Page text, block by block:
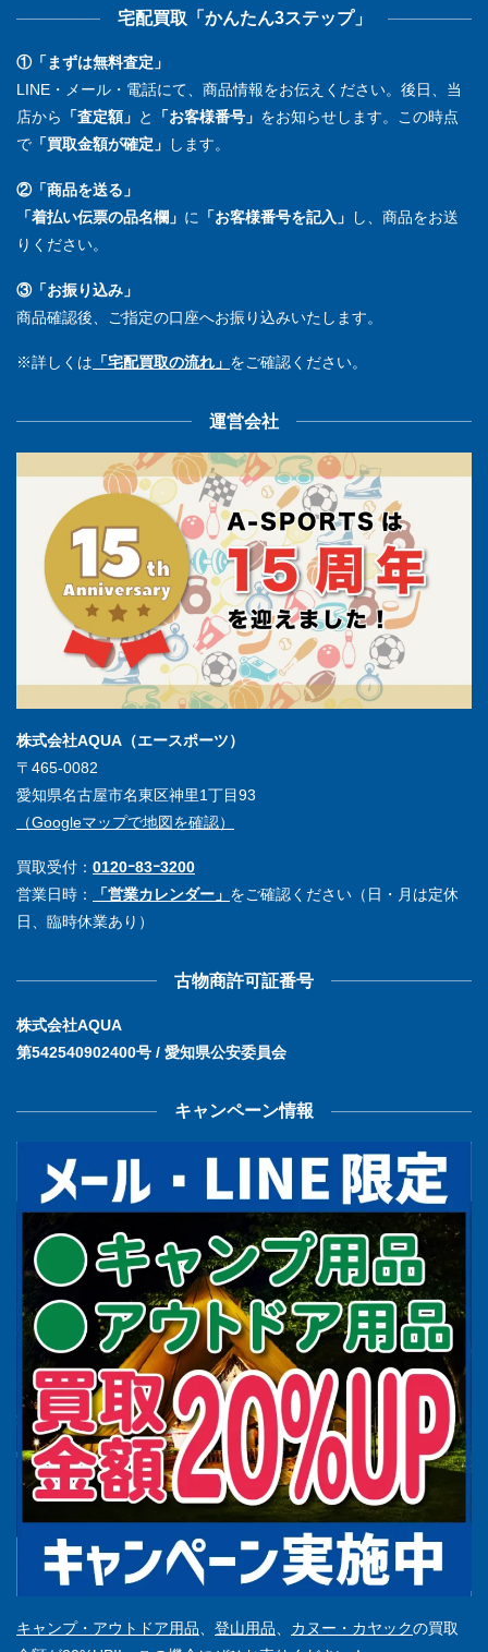
宅配買取「かんたん3ステップ」
①「まずは無料査定」
LINE・メール・電話にて、商品情報をお伝えください。後日、当
店から
「査定額」 と 「お客様番号」 をお知らせします。この時点
で 「買取金額が確定」 します。
②「商品を送る」
「着払い伝票の品名欄」 に 「お客様番号を記入」
し、商品をお送
りください。
③「お振り込み」
商品確認後、ご指定の口座へお振り込みいたします。
※詳しくは 「宅配買取の流れ」 をご確認ください。
運営会社
株式会社AQUA（エースポーツ）
〒465-0082
愛知県名古屋市名東区神里1丁目93
（Googleマップで地図を確認）
買取受付： 0120ｰ83ｰ3200
営業日時：
「営業カレンダー」 をご確認ください（日・月は定休
日、臨時休業あり）
古物商許可証番号
株式会社AQUA
第542540902400号 / 愛知県公安委員会
キャンペーン情報
キャンプ・アウトドア用品 登山用品 カヌー・カヤックの買取